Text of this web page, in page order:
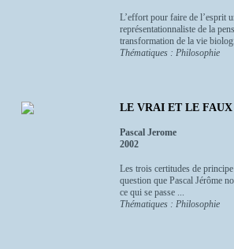
L’effort pour faire de l’esprit
représentationnaliste de la
transformation de la vie
Thématiques : Philosophie
LE VRAI ET LE FAUX
Pascal Jerome
2002
Les trois certitudes de
question que Pascal Jérôme
ce qui se passe ...
Thématiques : Philosophie